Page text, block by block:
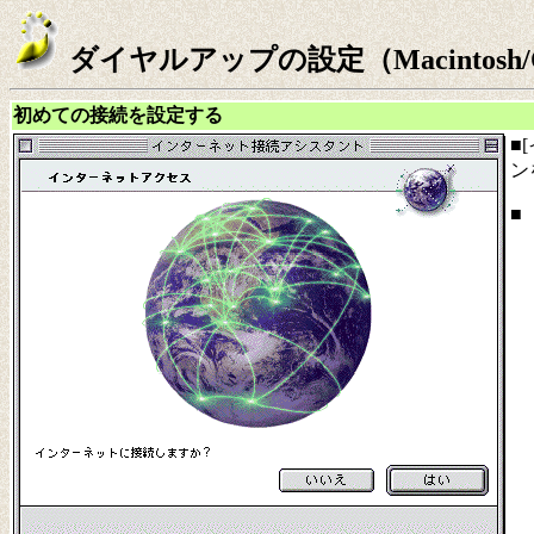
ダイヤルアップの設定（Macintosh/
初めての接続を設定する
■[
■